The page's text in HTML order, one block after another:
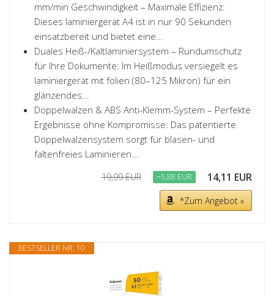
mm/min Geschwindigkeit – Maximale Effizienz:
Dieses laminiergerät A4 ist in nur 90 Sekunden
einsatzbereit und bietet eine...
Duales Heiß-/Kaltlaminiersystem – Rundumschutz
für Ihre Dokumente: Im Heißmodus versiegelt es
laminiergerät mit folien (80–125 Mikron) für ein
glänzendes...
Doppelwalzen & ABS Anti-Klemm-System – Perfekte
Ergebnisse ohne Kompromisse: Das patentierte
Doppelwalzensystem sorgt für blasen- und
faltenfreies Laminieren...
19,99 EUR −5,88 EUR 14,11 EUR
*Zum Angebot »
BESTSELLER NR. 10